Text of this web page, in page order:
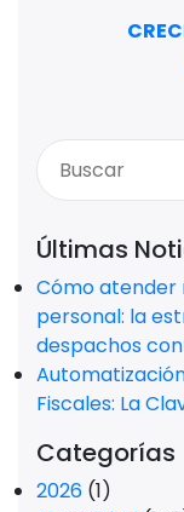
Últimas
Cómo atender
personal: la
despachos
Fiscales: La
Categorías
2026 (1)